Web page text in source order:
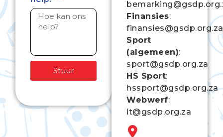
Stuur
Finansies:
finansies@gsdp.org.za
Sport
(algemeen):
sport@gsdp.org.za
HS Sport:
hssport@gsdp.org.za
Webwerf:
it@gsdp.org.za